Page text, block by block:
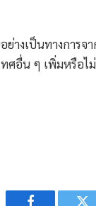
างเป็นทางการจ
ศอื่น ๆ เพิ่มหรือไม่